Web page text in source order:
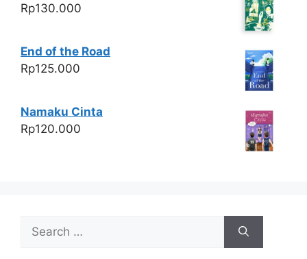
Rp130.000
End of the Road
Rp125.000
Namaku Cinta
Rp120.000
for: